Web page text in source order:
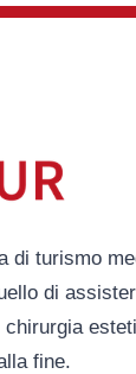
di turismo
di
chirurgia
fine.